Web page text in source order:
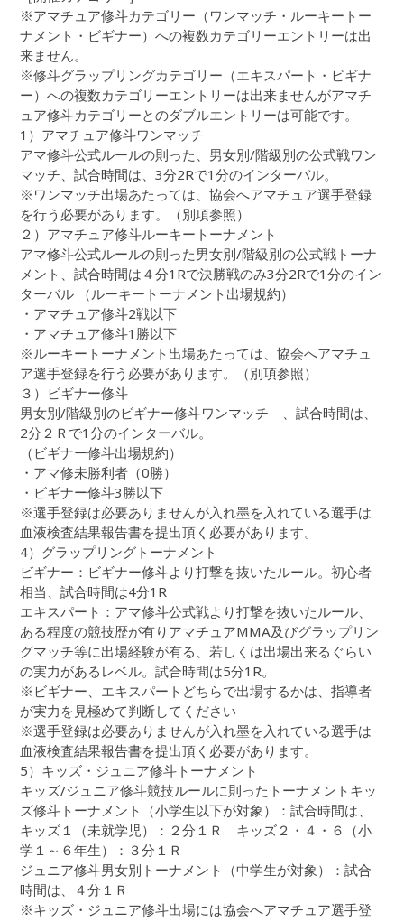
※アマチュア修斗カテゴリー（ワンマッチ・ルーキートー
ナメント・ビギナー）への複数カテゴリーエントリーは出
来ません。
※修斗グラップリングカテゴリー（エキスパート・ビギナ
ー）への複数カテゴリーエントリーは出来ませんがアマチ
ュア修斗カテゴリーとのダブルエントリーは可能です。
1）アマチュア修斗ワンマッチ
アマ修斗公式ルールの則った、男女別/階級別の公式戦ワン
マッチ、試合時間は、3分2Rで1分のインターバル。
※ワンマッチ出場あたっては、協会へアマチュア選手登録
を行う必要があります。（別項参照）
２）アマチュア修斗ルーキートーナメント
アマ修斗公式ルールの則った男女別/階級別の公式戦トーナ
メント、試合時間は４分1Rで決勝戦のみ3分2Rで1分のイン
ターバル （ルーキートーナメント出場規約）
・アマチュア修斗2戦以下
・アマチュア修斗1勝以下
※ルーキートーナメント出場あたっては、協会へアマチュ
ア選手登録を行う必要があります。（別項参照）
３）ビギナー修斗
男女別/階級別のビギナー修斗ワンマッチ 、試合時間は、
2分２Ｒで1分のインターバル。
（ビギナー修斗出場規約）
・アマ修未勝利者（0勝）
・ビギナー修斗3勝以下
※選手登録は必要ありませんが入れ墨を入れている選手は
血液検査結果報告書を提出頂く必要があります。
4）グラップリングトーナメント
ビギナー：ビギナー修斗より打撃を抜いたルール。初心者
相当、試合時間は4分1R
エキスパート：アマ修斗公式戦より打撃を抜いたルール、
ある程度の競技歴が有りアマチュアMMA及びグラップリン
グマッチ等に出場経験が有る、若しくは出場出来るぐらい
の実力があるレベル。試合時間は5分1R。
※ビギナー、エキスパートどちらで出場するかは、指導者
が実力を見極めて判断してください
※選手登録は必要ありませんが入れ墨を入れている選手は
血液検査結果報告書を提出頂く必要があります。
5）キッズ・ジュニア修斗トーナメント
キッズ/ジュニア修斗競技ルールに則ったトーナメントキッ
ズ修斗トーナメント（小学生以下が対象）：試合時間は、
キッズ１（未就学児）：２分１Ｒ キッズ２・４・６（小
学１～６年生）：３分１Ｒ
ジュニア修斗男女別トーナメント（中学生が対象）：試合
時間は、４分１Ｒ
※キッズ・ジュニア修斗出場には協会へアマチュア選手登